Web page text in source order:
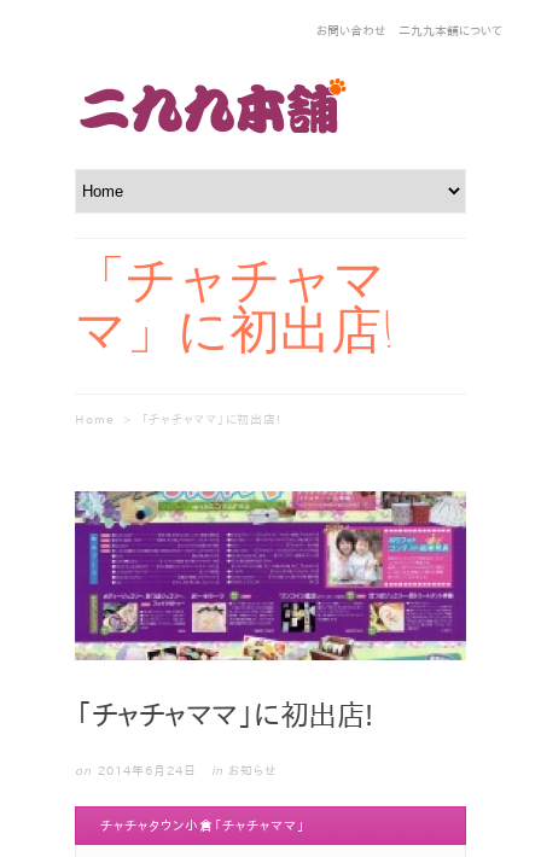
お問い合わせ 二九九本舗について
「チャチャマ
マ」に初出店!
Home > 「チャチャママ」に初出店!
「チャチャママ」に初出店!
2014年6月24日 in お知らせ
チャチャタウン小倉「チャチャママ」